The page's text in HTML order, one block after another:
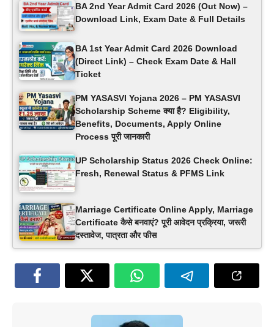
BA 2nd Year Admit Card 2026 (Out Now) –
Download Link, Exam Date & Full Details
BA 1st Year Admit Card 2026 Download
(Direct Link) – Check Exam Date & Hall
Ticket
PM YASASVI Yojana 2026 – PM YASASVI
Scholarship Scheme क्या है? Eligibility,
Benefits, Documents, Apply Online
Process पूरी जानकारी
UP Scholarship Status 2026 Check Online:
Fresh, Renewal Status & PFMS Link
Marriage Certificate Online Apply, Marriage
Certificate कैसे बनवाएं? पूरी आवेदन प्रक्रिया, जरूरी
दस्तावेज, पात्रता और फीस